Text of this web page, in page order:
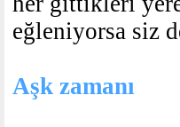
eğleniyorsa siz
Aşk zamanı